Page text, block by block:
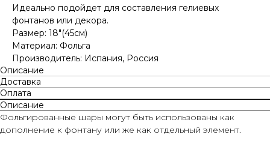
Идеально подойдет для составления гелиевых
фонтанов или декора.
Размер: 18"(45см)
Материал: Фольга
Производитель: Испания, Россия
Описание
Доставка
Оплата
Описание
Фольгированные шары могут быть использованы как
дополнение к фонтану или же как отдельный элемент.